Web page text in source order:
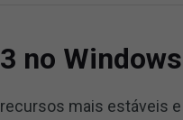
no
mais estáveis e